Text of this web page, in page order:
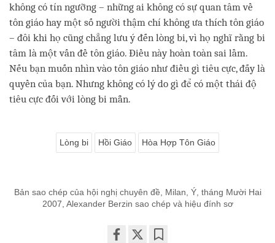
không có tín ngưỡng – những ai không có sự quan tâm về
tôn giáo hay một số người thậm chí không ưa thích tôn giáo
– đôi khi họ cũng chẳng lưu ý đến lòng bi, vì họ nghĩ rằng bi
tâm là một vấn đề tôn giáo. Điều này hoàn toàn sai lầm.
Nếu bạn muốn nhìn vào tôn giáo như điều gì tiêu cực, đấy là
quyền của bạn. Nhưng không có lý do gì để có một thái độ
tiêu cực đối với lòng bi mẫn.
Lòng bi Hồi Giáo Hòa Hợp Tôn Giáo
Bản sao chép của hội nghị chuyên đề, Milan, Ý, tháng Mười Hai
2007, Alexander Berzin sao chép và hiệu đính sơ